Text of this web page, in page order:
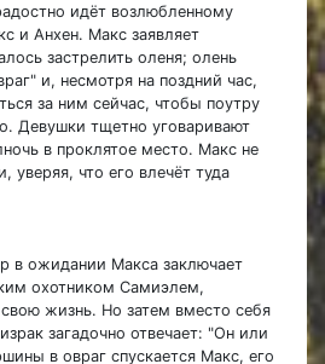
идёт возлюбленному
и Анхен. Макс заявляет
застрелить оленя; олень
и, несмотря на поздний час,
за ним сейчас, чтобы поутру
Девушки тщетно уговаривают
в проклятое место. Макс не
уверяя, что его влечёт туда
в ожидании Макса заключает
охотником Самиэлем,
жизнь. Но затем вместо себя
загадочно отвечает: "Он или
в овраг спускается Макс, его